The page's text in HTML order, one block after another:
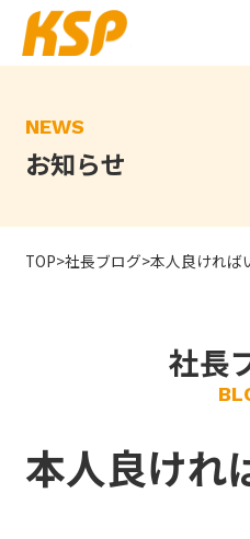
Skip
the
content
NEWS
お知らせ
TOP>社長ブログ>本人良ければ
社長
本人良けれ